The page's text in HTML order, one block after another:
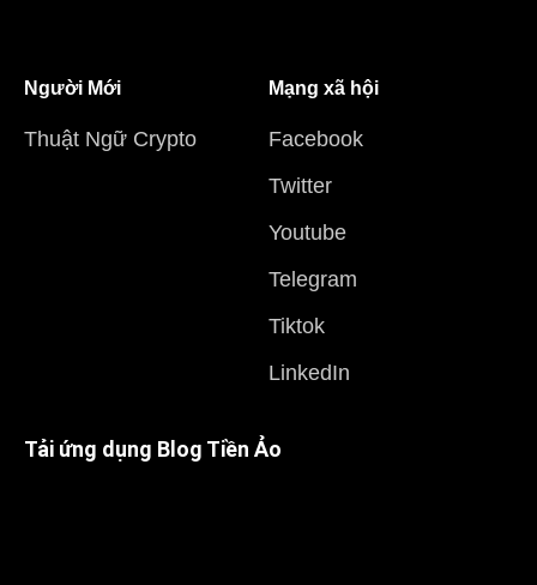
Người Mới
Thuật Ngữ Crypto
Mạng xã hội
Facebook
Twitter
Youtube
Telegram
Tiktok
LinkedIn
Tải ứng dụng Blog Tiền Ảo